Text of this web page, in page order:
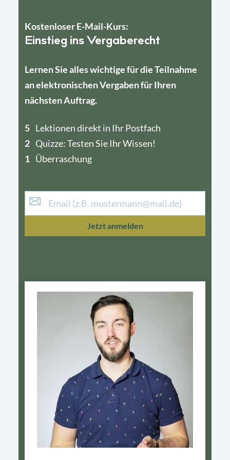
Kostenloser E-Mail-Kurs:
Einstieg ins Vergaberecht
Lernen Sie alles wichtige für die Teilnahme
an elektronischen Vergaben für Ihren
nächsten Auftrag.
5 Lektionen direkt in Ihr Postfach
2 Quizze: Testen Sie Ihr Wissen!
1 Überraschung
4
1
Jetzt anmelden